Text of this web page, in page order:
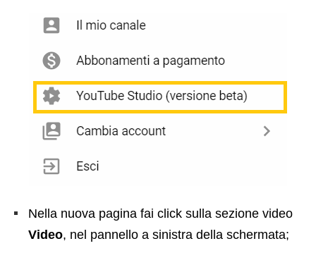
Nella nuova pagina fai click sulla sezione video
Video, nel pannello a sinistra della schermata;